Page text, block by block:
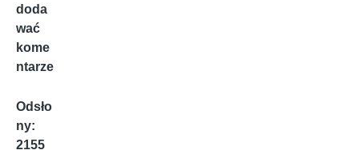
doda
wać
kome
ntarze
Odsło
ny:
2155